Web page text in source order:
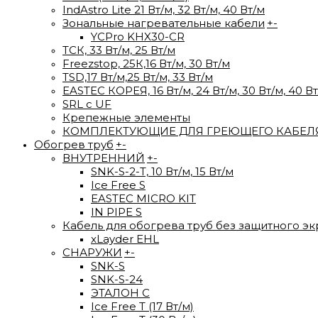
IndAstro Lite 21 Вт/м, 32 Вт/м, 40 Вт/м
Зональные нагревательные кабели +-
YCPro KHX30-CR
ТСК, 33 Вт/м, 25 Вт/м
Freezstop, 25К,16 Вт/м, 30 Вт/м
TSD,17 Вт/м,25 Вт/м, 33 Вт/м
EASTEC КОРЕЯ, 16 Вт/м, 24 Вт/м, 30 Вт/м, 40
SRL с UF
Крепежные элементы
КОМПЛЕКТУЮЩИЕ ДЛЯ ГРЕЮЩЕГО
Обогрев труб +-
ВНУТРЕННИЙ +-
SNK-S-2-T, 10 Вт/м, 15 Вт/м
Ice Free S
EASTEC MICRO KIT
IN PIPE S
Кабель для обогрева труб без защитного
xLayder EHL
СНАРУЖИ +-
SNK-S
SNK-S-24
ЭТАЛОН С
Ice Free T (17 Вт/м)